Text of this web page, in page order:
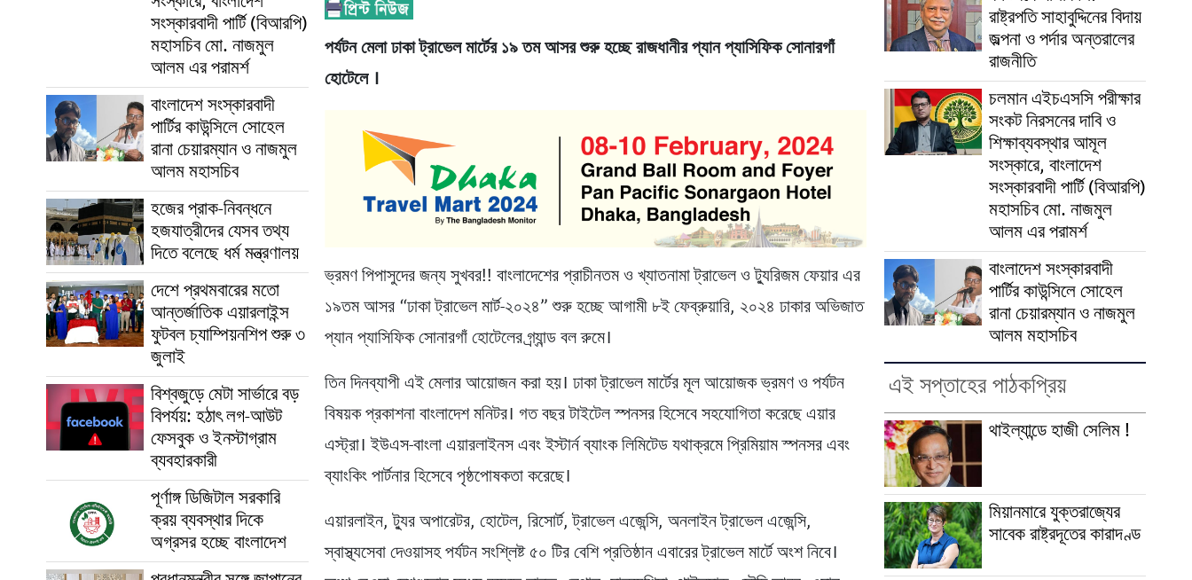
সংস্কারবাদী পার্টি (বিআরপি)
মহাসচিব মো. নাজমুল
আলম এর পরামর্শ
বাংলাদেশ সংস্কারবাদী
পার্টির কাউন্সিলে সোহেল
রানা চেয়ারম্যান ও নাজমুল
আলম মহাসচিব
হজের প্রাক-নিবন্ধনে
হজযাত্রীদের যেসব তথ্য
দিতে বলেছে ধর্ম মন্ত্রণালয়
দেশে প্রথমবারের মতো
আন্তর্জাতিক এয়ারলাইন্স
ফুটবল চ্যাম্পিয়নশিপ শুরু ৩
জুলাই
বিশ্বজুড়ে মেটা সার্ভারে বড়
বিপর্যয়: হঠাৎ লগ-আউট
ফেসবুক ও ইনস্টাগ্রাম
ব্যবহারকারী
পূর্ণাঙ্গ ডিজিটাল সরকারি
ক্রয় ব্যবস্থার দিকে
অগ্রসর হচ্ছে বাংলাদেশ
পর্যটন মেলা ঢাকা ট্রাভেল মার্টের ১৯ তম আসর শুরু হচ্ছে রাজধানীর প্যান প্যাসিফিক সোনারগাঁ
হোটেলে ।
ভ্রমণ পিপাসুদের জন্য সুখবর!! বাংলাদেশের প্রাচীনতম ও খ্যাতনামা ট্রাভেল ও ট্যুরিজম ফেয়ার এর
১৯তম আসর “ঢাকা ট্রাভেল মার্ট-২০২৪” শুরু হচ্ছে আগামী ৮ই ফেব্রুয়ারি, ২০২৪ ঢাকার অভিজাত
প্যান প্যাসিফিক সোনারগাঁ হোটেলের গ্র্যান্ড বল রুমে।
তিন দিনব্যাপী এই মেলার আয়োজন করা হয়। ঢাকা ট্রাভেল মার্টের মূল আয়োজক ভ্রমণ ও পর্যটন
বিষয়ক প্রকাশনা বাংলাদেশ মনিটর। গত বছর টাইটেল স্পনসর হিসেবে সহযোগিতা করেছে এয়ার
এস্ট্রা। ইউএস-বাংলা এয়ারলাইনস এবং ইস্টার্ন ব্যাংক লিমিটেড যথাক্রমে প্রিমিয়াম স্পনসর এবং
ব্যাংকিং পার্টনার হিসেবে পৃষ্ঠপোষকতা করেছে।
এয়ারলাইন, ট্যুর অপারেটর, হোটেল, রিসোর্ট, ট্রাভেল এজেন্সি, অনলাইন ট্রাভেল এজেন্সি,
স্বাস্থ্যসেবা দেওয়াসহ পর্যটন সংশ্লিষ্ট ৫০ টির বেশি প্রতিষ্ঠান এবারের ট্রাভেল মার্টে অংশ নিবে।
রাষ্ট্রপতি সাহাবুদ্দিনের বিদায়
জল্পনা ও পর্দার অন্তরালের
রাজনীতি
চলমান এইচএসসি পরীক্ষার
সংকট নিরসনের দাবি ও
শিক্ষাব্যবস্থার আমূল
সংস্কারে, বাংলাদেশ
সংস্কারবাদী পার্টি (বিআরপি)
মহাসচিব মো. নাজমুল
আলম এর পরামর্শ
বাংলাদেশ সংস্কারবাদী
পার্টির কাউন্সিলে সোহেল
রানা চেয়ারম্যান ও নাজমুল
আলম মহাসচিব
এই সপ্তাহের পাঠকপ্রিয়
থাইল্যান্ডে হাজী সেলিম !
মিয়ানমারে যুক্তরাজ্যের
সাবেক রাষ্ট্রদূতের কারাদণ্ড